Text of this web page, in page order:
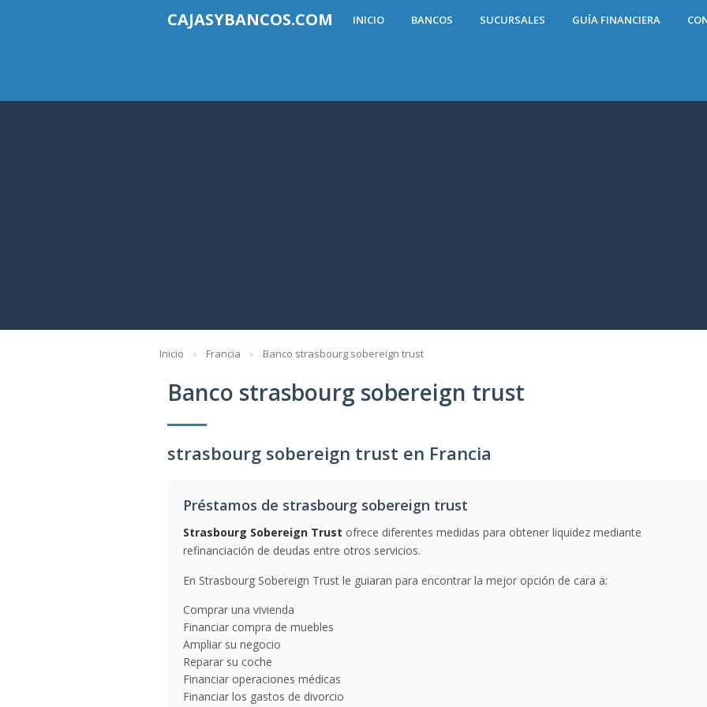
CAJASYBANCOS.COM INICIO BANCOS SUCURSALES GUÍA FINANCIERA
Inicio Francia Banco strasbourg sobereign trust
Banco strasbourg sobereign trust
strasbourg sobereign trust en Francia
Préstamos de strasbourg sobereign trust
Strasbourg Sobereign Trust ofrece diferentes medidas para obtener liquidez mediante
refinanciación de deudas entre otros servicios.
En Strasbourg Sobereign Trust le guiaran para encontrar la mejor opción de cara a:
Comprar una vivienda
Financiar compra de muebles
Ampliar su negocio
Reparar su coche
Financiar operaciones médicas
Financiar los gastos de divorcio